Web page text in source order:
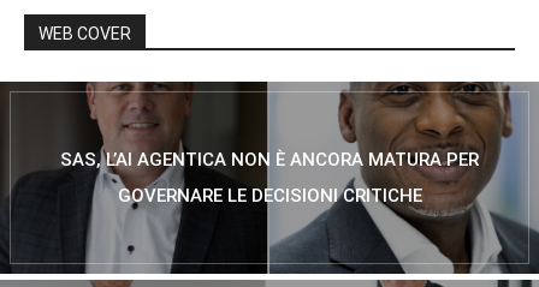
WEB COVER
SAS, L’AI AGENTICA NON È ANCORA MATURA PER
GOVERNARE LE DECISIONI CRITICHE